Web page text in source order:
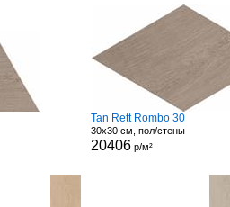
Tan Rett Rombo 30
30x30 см, пол/стены
20406 р/м²